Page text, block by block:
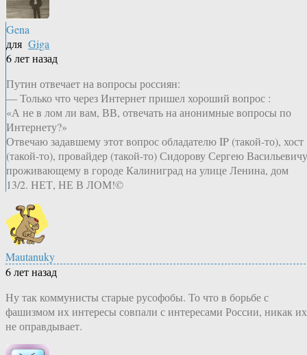
Gena
для Giga
6 лет назад
Путин отвечает на вопросы россиян:
— Только что через Интернет пришел хороший вопрос :
«А не в лом ли вам, ВВ, отвечать на анонимные вопросы по
Интернету?»
Отвечаю задавшему этот вопрос обладателю IP (такой-то), хост
(такой-то), провайдер (такой-то) Сидорову Сергею
проживающему в городе Калиниград на улице Ленина, дом
13/2. НЕТ, НЕ В ЛОМ!©
Mautanuky
6 лет назад
Ну так коммунисты старые русофобы. То что в борьбе с
фашизмом их интересы совпали с интересами России, никак их
не оправдывает.